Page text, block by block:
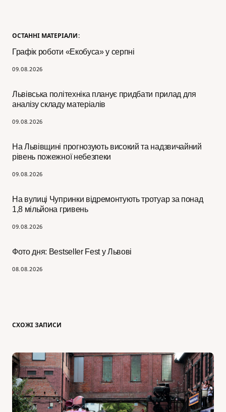
ОСТАННІ МАТЕРІАЛИ:
Графік роботи «Екобуса» у серпні
09.08.2026
Львівська політехніка планує придбати прилад для
аналізу складу матеріалів
09.08.2026
На Львівщині прогнозують високий та надзвичайний
рівень пожежної небезпеки
09.08.2026
На вулиці Чупринки відремонтують тротуар за понад
1,8 мільйона гривень
09.08.2026
Фото дня: Bestseller Fest у Львові
08.08.2026
СХОЖІ ЗАПИСИ